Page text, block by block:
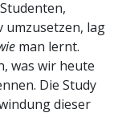
lag
man lernt.
was wir heute
Die Study
dieser